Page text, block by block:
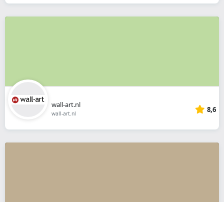
wall-art.nl
wall-art.nl 8,6